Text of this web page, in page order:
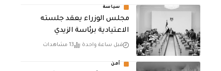
سياسة
مجلس الوزراء يعقد جلسته
الاعتيادية برئاسة الزيدي
قبل ساعة واحدة 13 مشاهدات
أمن